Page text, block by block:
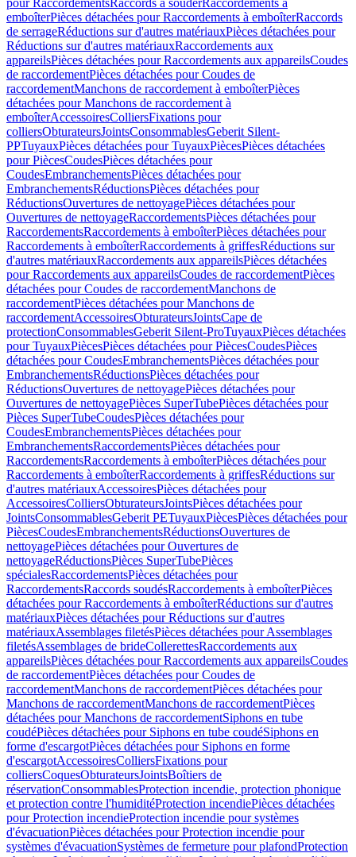
pour RaccordementsRaccords à souderRaccordements à
emboîterPièces détachées pour Raccordements à emboîterRaccords
de serrageRéductions sur d'autres matériauxPièces détachées pour
Réductions sur d'autres matériauxRaccordements aux
appareilsPièces détachées pour Raccordements aux appareilsCoudes
de raccordementPièces détachées pour Coudes de
raccordementManchons de raccordement à emboîterPièces
détachées pour Manchons de raccordement à
emboîterAccessoiresColliersFixations pour
colliersObturateursJointsConsommablesGeberit Silent-
PPTuyauxPièces détachées pour TuyauxPiècesPièces détachées
pour PiècesCoudesPièces détachées pour
CoudesEmbranchementsPièces détachées pour
EmbranchementsRéductionsPièces détachées pour
RéductionsOuvertures de nettoyagePièces détachées pour
Ouvertures de nettoyageRaccordementsPièces détachées pour
RaccordementsRaccordements à emboîterPièces détachées pour
Raccordements à emboîterRaccordements à griffesRéductions sur
d'autres matériauxRaccordements aux appareilsPièces détachées
pour Raccordements aux appareilsCoudes de raccordementPièces
détachées pour Coudes de raccordementManchons de
raccordementPièces détachées pour Manchons de
raccordementAccessoiresObturateursJointsCape de
protectionConsommablesGeberit Silent-ProTuyauxPièces détachées
pour TuyauxPiècesPièces détachées pour PiècesCoudesPièces
détachées pour CoudesEmbranchementsPièces détachées pour
EmbranchementsRéductionsPièces détachées pour
RéductionsOuvertures de nettoyagePièces détachées pour
Ouvertures de nettoyagePièces SuperTubePièces détachées pour
Pièces SuperTubeCoudesPièces détachées pour
CoudesEmbranchementsPièces détachées pour
EmbranchementsRaccordementsPièces détachées pour
RaccordementsRaccordements à emboîterPièces détachées pour
Raccordements à emboîterRaccordements à griffesRéductions sur
d'autres matériauxAccessoiresPièces détachées pour
AccessoiresColliersObturateursJointsPièces détachées pour
JointsConsommablesGeberit PETuyauxPiècesPièces détachées pour
PiècesCoudesEmbranchementsRéductionsOuvertures de
nettoyagePièces détachées pour Ouvertures de
nettoyageRéductionsPièces SuperTubePièces
spécialesRaccordementsPièces détachées pour
RaccordementsRaccords soudésRaccordements à emboîterPièces
détachées pour Raccordements à emboîterRéductions sur d'autres
matériauxPièces détachées pour Réductions sur d'autres
matériauxAssemblages filetésPièces détachées pour Assemblages
filetésAssemblages de brideCollerettesRaccordements aux
appareilsPièces détachées pour Raccordements aux appareilsCoudes
de raccordementPièces détachées pour Coudes de
raccordementManchons de raccordementPièces détachées pour
Manchons de raccordementManchons de raccordementPièces
détachées pour Manchons de raccordementSiphons en tube
coudéPièces détachées pour Siphons en tube coudéSiphons en
forme d'escargotPièces détachées pour Siphons en forme
d'escargotAccessoiresColliersFixations pour
colliersCoquesObturateursJointsBoîtiers de
réservationConsommablesProtection incendie, protection phonique
et protection contre l'humiditéProtection incendiePièces détachées
pour Protection incendieProtection incendie pour systèmes
d'évacuationPièces détachées pour Protection incendie pour
systèmes d'évacuationSystèmes de fermeture pour plafondProtection